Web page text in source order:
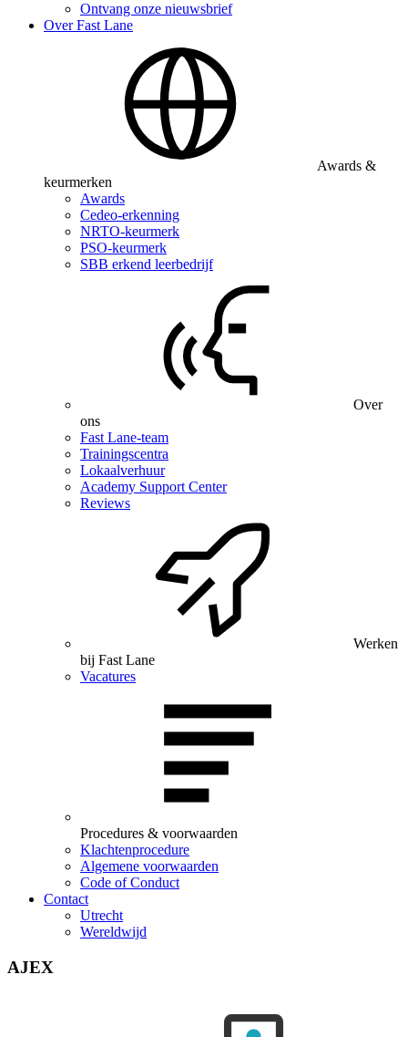
Ontvang onze nieuwsbrief
Over Fast Lane
Awards &
keurmerken
Awards
Cedeo-erkenning
NRTO-keurmerk
PSO-keurmerk
SBB erkend leerbedrijf
Over
ons
Fast Lane-team
Trainingscentra
Lokaalverhuur
Academy Support Center
Reviews
Werken
bij Fast Lane
Vacatures
Procedures & voorwaarden
Klachtenprocedure
Algemene voorwaarden
Code of Conduct
Contact
Utrecht
Wereldwijd
AJEX